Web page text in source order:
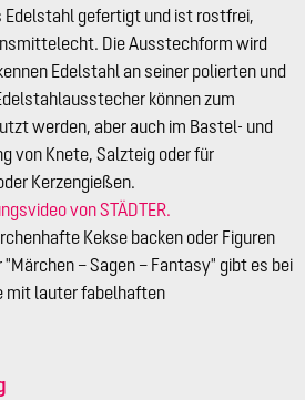
Edelstahl gefertigt und ist rostfrei,
Die Ausstechform wird
Edelstahl an seiner polierten und
können zum
werden, aber auch im Bastel- und
von Knete, Salzteig oder für
Kerzengießen.
von STÄDTER.
Kekse backen oder Figuren
– Sagen – Fantasy" gibt es bei
mit lauter fabelhaften